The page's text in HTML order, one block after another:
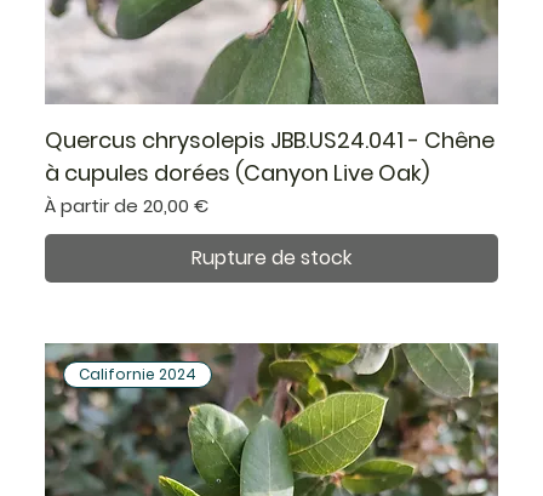
Quercus chrysolepis JBB.US24.041 - Chêne
à cupules dorées (Canyon Live Oak)
À partir de20,00 €
Prix promotionnel
Rupture de stock
Californie 2024